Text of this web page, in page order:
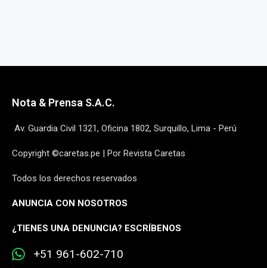
Nota & Prensa S.A.C.
Av. Guardia Civil 1321, Oficina 1802, Surquillo, Lima - Perú
Copyright ©caretas.pe | Por Revista Caretas
Todos los derechos reservados
ANUNCIA CON NOSOTROS
¿TIENES UNA DENUNCIA? ESCRÍBENOS
+51 961-602-710